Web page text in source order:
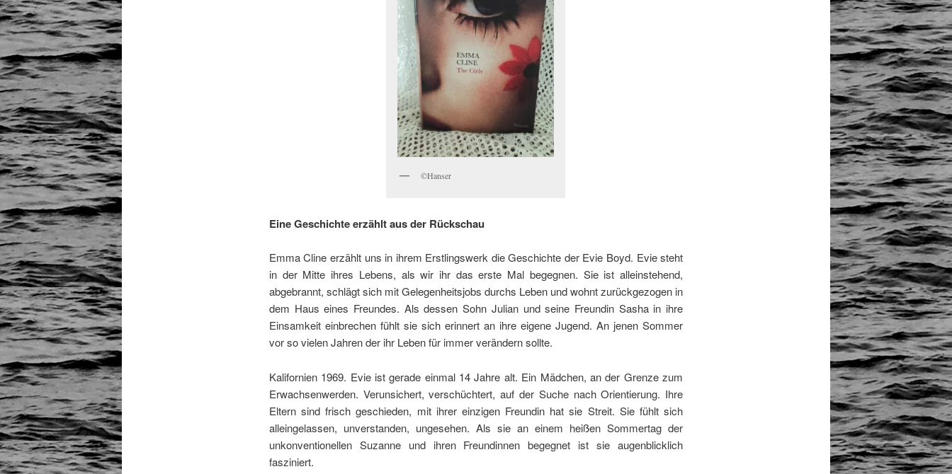
©Hanser
Eine Geschichte erzählt aus der Rückschau
Emma Cline erzählt uns in ihrem Erstlingswerk die Geschichte der Evie Boyd. Evie steht
in der Mitte ihres Lebens, als wir ihr das erste Mal begegnen. Sie ist alleinstehend,
abgebrannt, schlägt sich mit Gelegenheitsjobs durchs Leben und wohnt zurückgezogen in
dem Haus eines Freundes. Als dessen Sohn Julian und seine Freundin Sasha in ihre
Einsamkeit einbrechen fühlt sie sich erinnert an ihre eigene Jugend. An jenen Sommer
vor so vielen Jahren der ihr Leben für immer verändern sollte.
Kalifornien 1969. Evie ist gerade einmal 14 Jahre alt. Ein Mädchen, an der Grenze zum
Erwachsenwerden. Verunsichert, verschüchtert, auf der Suche nach Orientierung. Ihre
Eltern sind frisch geschieden, mit ihrer einzigen Freundin hat sie Streit. Sie fühlt sich
alleingelassen, unverstanden, ungesehen. Als sie an einem heißen Sommertag der
unkonventionellen Suzanne und ihren Freundinnen begegnet ist sie augenblicklich
fasziniert.